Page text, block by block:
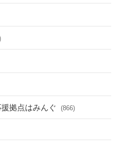
拠点はみんぐ (866)